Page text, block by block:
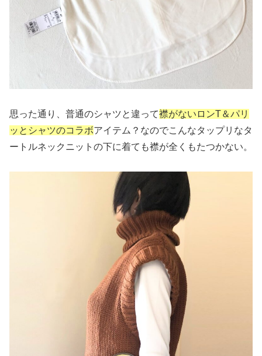
思った通り、普通のシャツと違って襟がないロンT＆パリ
ッとシャツのコラボアイテム？なのでこんなタップリなタ
ートルネックニットの下に着ても襟が全くもたつかない。